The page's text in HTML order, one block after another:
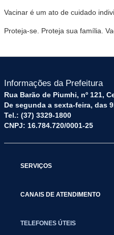
Vacinar é um ato de cuidado
Proteja-se. Proteja sua família.
Informações da Prefeitura
Rua Barão de Piumhi, nº 121,
De segunda a sexta-feira, das
Tel.: (37) 3329-1800
CNPJ: 16.784.720/0001-25
SERVIÇOS
CANAIS DE ATENDIMENTO
TELEFONES ÚTEIS